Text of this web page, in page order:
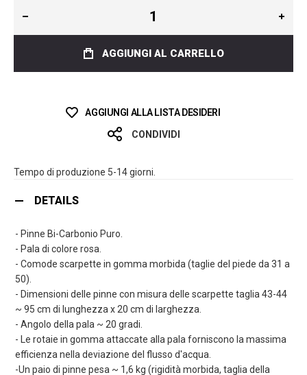
AGGIUNGI AL CARRELLO
AGGIUNGI ALLA LISTA DESIDERI
CONDIVIDI
Tempo di produzione 5-14 giorni.
DETAILS
- Pinne Bi-Carbonio Puro.
- Pala di colore rosa.
- Comode scarpette in gomma morbida (taglie del piede da 31 a
50).
- Dimensioni delle pinne con misura delle scarpette taglia 43-44
~ 95 cm di lunghezza x 20 cm di larghezza.
- Angolo della pala ~ 20 gradi.
- Le rotaie in gomma attaccate alla pala forniscono la massima
efficienza nella deviazione del flusso d'acqua.
-Un paio di pinne pesa ~ 1,6 kg (rigidità morbida, taglia della